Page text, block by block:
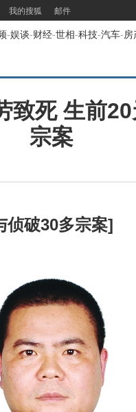
我的搜狐 邮件
-娱谈-财经-世相-科技-汽车-房
致死 生前
宗案
侦破30多宗案]